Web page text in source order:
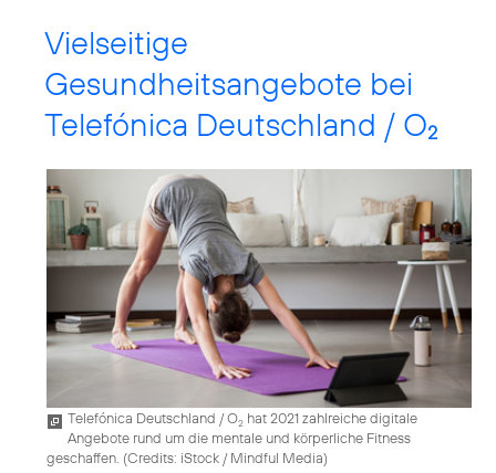
Vielseitige
Gesundheitsangebote bei
Telefónica Deutschland / O2
Telefónica Deutschland / O2 hat 2021 zahlreiche digitale
Angebote rund um die mentale und körperliche Fitness
geschaffen. (Credits: iStock / Mindful Media)